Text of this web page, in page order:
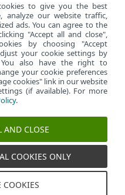
файлами cookie
to give you the best
analyze our website traffic,
ads. You can agree to the
"Accept all and close",
by choosing "Accept
your cookie settings by
You also have the right to
your cookie preferences
cookies" link in our website
(if available). For more
.
AND CLOSE
COOKIES ONLY
COOKIES